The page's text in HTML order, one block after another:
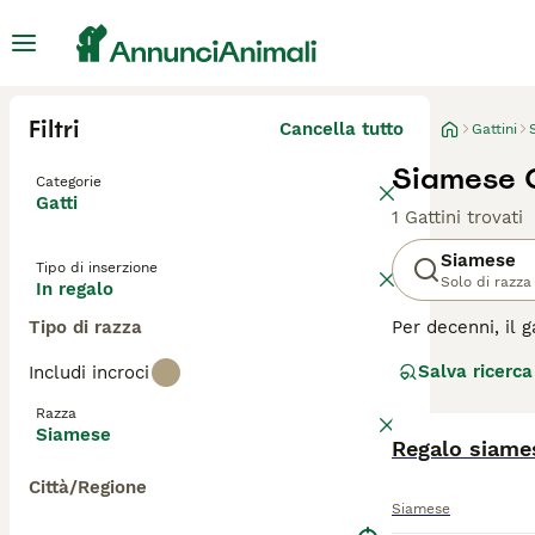
Filtri Cancella tutto
Categorie
Gatti
Tipo di inserzione
In regalo
Tipo di razza
Includi incroci
Razza
Siamese
Città/Regione
Gattini
Siamese
1 Gattini trovati
Siamese
Solo di razza
Per decenni, il
che
compagnia
Salva ricerca
Regalo
Siamese